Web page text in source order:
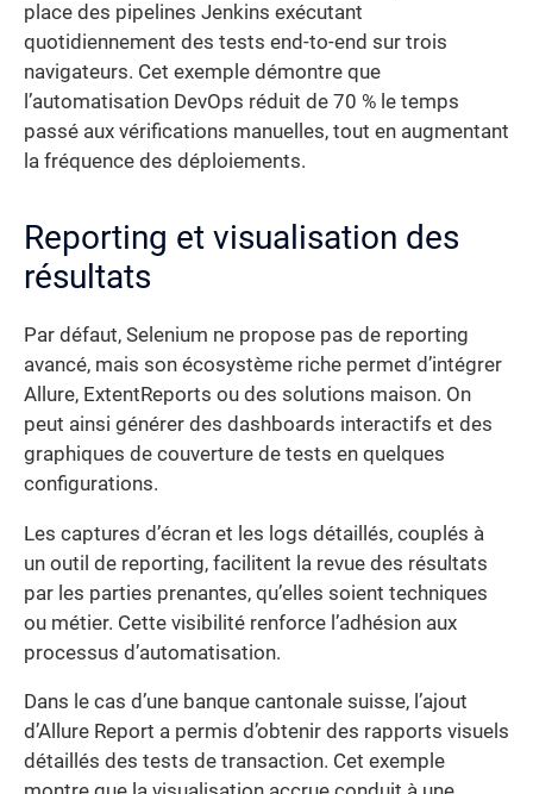
place des pipelines Jenkins exécutant
quotidiennement des tests end-to-end sur trois
navigateurs. Cet exemple démontre que
l’automatisation DevOps réduit de 70 % le temps
passé aux vérifications manuelles, tout en augmentant
la fréquence des déploiements.
Reporting et visualisation des
résultats
Par défaut, Selenium ne propose pas de reporting
avancé, mais son écosystème riche permet d’intégrer
Allure, ExtentReports ou des solutions maison. On
peut ainsi générer des dashboards interactifs et des
graphiques de couverture de tests en quelques
configurations.
Les captures d’écran et les logs détaillés, couplés à
un outil de reporting, facilitent la revue des résultats
par les parties prenantes, qu’elles soient techniques
ou métier. Cette visibilité renforce l’adhésion aux
processus d’automatisation.
Dans le cas d’une banque cantonale suisse, l’ajout
d’Allure Report a permis d’obtenir des rapports visuels
détaillés des tests de transaction. Cet exemple